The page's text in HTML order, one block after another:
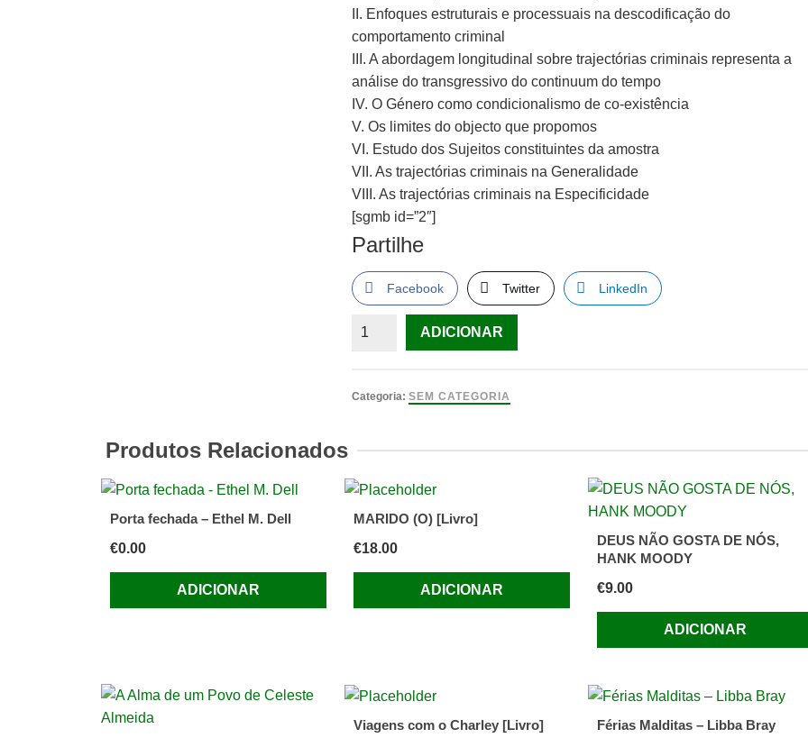
II. Enfoques estruturais e processuais na descodificação do
comportamento criminal
III. A abordagem longitudinal sobre trajectórias criminais representa a
análise do transgressivo do continuum do tempo
IV. O Género como condicionalismo de co-existência
V. Os limites do objecto que propomos
VI. Estudo dos Sujeitos constituintes da amostra
VII. As trajectórias criminais na Generalidade
VIII. As trajectórias criminais na Especificidade
[sgmb id=”2″]
Partilhe
Facebook Twitter LinkedIn
Quantidade
no
Delinquenciais
Mulheres
de
José
ADICIONAR
Categoria:SEM CATEGORIA
Produtos Relacionados
Porta fechada – Ethel M. Dell
€0.00
ADICIONAR
MARIDO (O) [Livro]
€18.00
ADICIONAR
DEUS NÃO GOSTA DE NÓS,
HANK MOODY
€9.00
ADICIONAR
Viagens com o Charley [Livro]
Férias Malditas – Libba Bray